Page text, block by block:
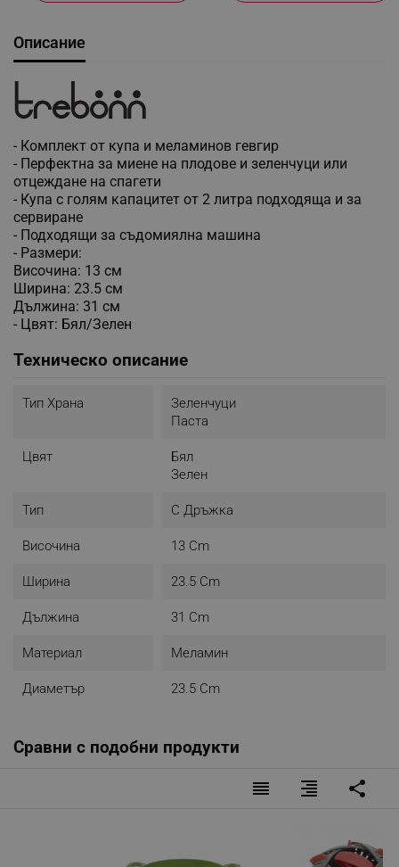
Описание
- Комплект от купа и меламинов гевгир
- Перфектна за миене на плодове и зеленчуци или
отцеждане на спагети
- Купа с голям капацитет от 2 литра подходяща и за
сервиране
- Подходящи за съдомиялна машина
- Размери:
Височина: 13 см
Ширина: 23.5 см
Дължина: 31 см
- Цвят: Бял/Зелен
Техническо описание
Тип Храна
Зеленчуци
Паста
Цвят
Бял
Зелен
Тип С Дръжка
Височина 13 Cm
Ширина 23.5 Cm
Дължина 31 Cm
Материал Меламин
Диаметър 23.5 Cm
Сравни с подобни продукти
reorder format_align_right share